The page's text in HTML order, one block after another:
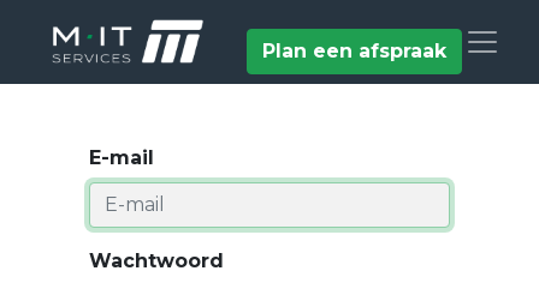
Plan een afspraak
E-mail
Wachtwoord